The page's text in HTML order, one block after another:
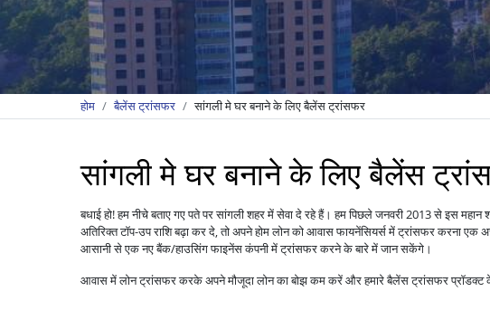
होम बैलेंस ट्रांसफर सांगली मे घर बनाने के लिए बैलेंस ट्रांसफर
सांगली मे घर बनाने के लिए बैलेंस
बधाई हो! हम नीचे बताए गए पते पर सांगली शहर में सेवा दे रहे हैं। हम पिछले जनवरी 2013 से इस महान
अतिरिक्त टॉप-उप राशि बढ़ा कर दे, तो अपने होम लोन को आवास फायनेंसियर्स में ट्रांसफर करना एक
आसानी से एक नए बैंक/हाउसिंग फाइनेंस कंपनी में ट्रांसफर करने के बारे में जान सकेंगे।
आवास मेंलोनट्रांसफर करके अपने मौजूदा लोन का बोझ कम करें और हमारे बैलेंस ट्रांसफर